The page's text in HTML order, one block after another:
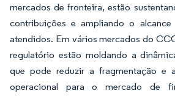
mercados de fronteira, estão
contribuições e ampliando o alcance
atendidos. Em vários mercados do
regulatório estão moldando a
que pode reduzir a fragmentação e
operacional para o mercado de